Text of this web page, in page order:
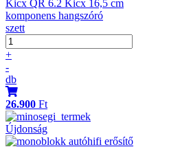
Kicx QR 6.2 Kicx 16,5 cm
komponens hangszóró
szett
+
-
db
26.900 Ft
Újdonság